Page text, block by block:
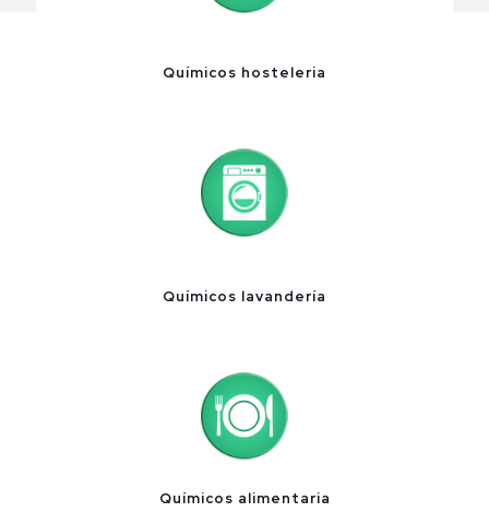
Químicos hosteleria
Químicos lavandería
Químicos alimentaria